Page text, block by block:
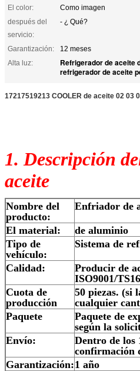
El color:
Como imagen
después del
servicio:
- ¿ Qué?
Garantización:
12 meses
Alta luz:
Refrigerador de aceite
refrigerador de aceite
17217519213 COOLER de aceite 02 03
1. Descripción
aceite
Nombre del
producto:
Enfriador de
El material:
de aluminio
Tipo de
vehículo:
Sistema de
Calidad:
Producir de
ISO9001/
Cuota de
producción
50 piezas. (si
cualquier
Paquete
Paquete de
según la
Envío:
Dentro de los
confirmación
Garantización:1 año